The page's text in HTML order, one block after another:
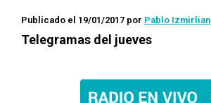
Publicado el 19/01/2017 por Pablo Izmirlian
Telegramas del jueves